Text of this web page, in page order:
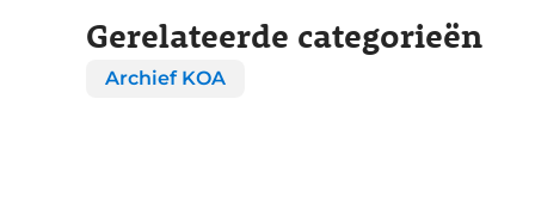
Gerelateerde categorieën
Archief KOA